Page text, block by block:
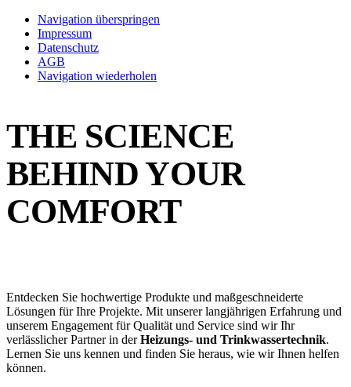
Navigation überspringen
Impressum
Datenschutz
AGB
Navigation wiederholen
THE SCIENCE
BEHIND YOUR
COMFORT
Entdecken Sie hochwertige Produkte und maßgeschneiderte
Lösungen für Ihre Projekte. Mit unserer langjährigen Erfahrung und
unserem Engagement für Qualität und Service sind wir Ihr
verlässlicher Partner in derHeizungs- und Trinkwassertechnik.
Lernen Sie uns kennen und finden Sie heraus, wie wir Ihnen helfen
können.